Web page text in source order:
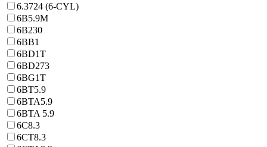
6.3724 (6-CYL)
6B5.9M
6B230
6BB1
6BD1T
6BD273
6BG1T
6BT5.9
6BTA5.9
6BTA 5.9
6C8.3
6CT8.3